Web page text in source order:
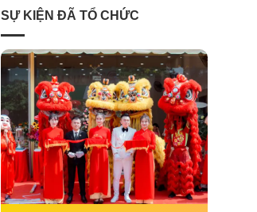
SỰ KIỆN ĐÃ TỔ CHỨC